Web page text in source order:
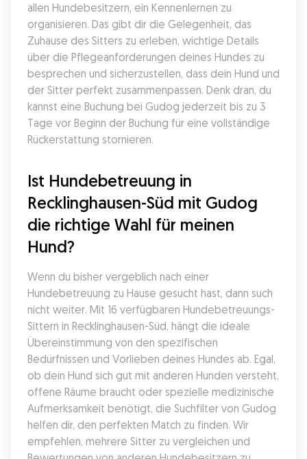
allen Hundebesitzern, ein Kennenlernen zu
organisieren. Das gibt dir die Gelegenheit, das
Zuhause des Sitters zu erleben, wichtige Details
über die Pflegeanforderungen deines Hundes zu
besprechen und sicherzustellen, dass dein Hund und
der Sitter perfekt zusammenpassen. Denk dran, du
kannst eine Buchung bei Gudog jederzeit bis zu 3
Tage vor Beginn der Buchung für eine vollständige
Rückerstattung stornieren.
Ist Hundebetreuung in
Recklinghausen-Süd mit Gudog
die richtige Wahl für meinen
Hund?
Wenn du bisher vergeblich nach einer
Hundebetreuung zu Hause gesucht hast, dann such
nicht weiter. Mit 16 verfügbaren Hundebetreuungs-
Sittern in Recklinghausen-Süd, hängt die ideale
Übereinstimmung von den spezifischen
Bedürfnissen und Vorlieben deines Hundes ab. Egal,
ob dein Hund sich gut mit anderen Hunden versteht,
offene Räume braucht oder spezielle medizinische
Aufmerksamkeit benötigt, die Suchfilter von Gudog
helfen dir, den perfekten Match zu finden. Wir
empfehlen, mehrere Sitter zu vergleichen und